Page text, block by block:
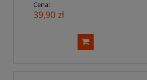
Cena:
39,90 zł